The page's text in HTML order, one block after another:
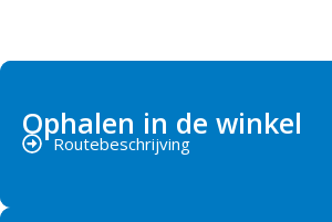
Ophalen in de winkel
Routebeschrijving